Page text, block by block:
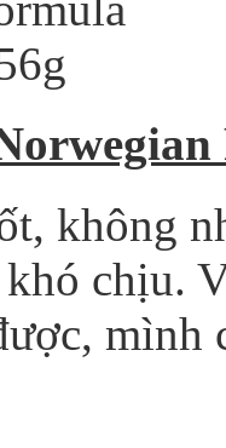
không
chịu.